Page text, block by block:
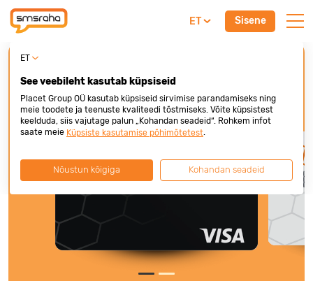
ET Sisene
Krediitkaart
Intressivaba kuni 45 päeva
ET
See veebileht kasutab küpsiseid
Placet Group OÜ kasutab küpsiseid sirvimise parandamiseks ning
meie toodete ja teenuste kvaliteedi tõstmiseks. Võite küpsistest
keelduda, siis vajutage palun „Kohandan seadeid“. Rohkem infot
saate meie Küpsiste kasutamise põhimõtetest.
Nõustun kõigiga Kohandan seadeid